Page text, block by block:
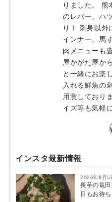
りました。 熊
のレバー、ハ
り！ 刺身以外
インナー、馬
肉メニューも
屋かがた屋か
と一緒にお楽
入れる鮮魚の
用意しており
イズ等も気軽
インスタ最新情報
2026年8月5
長芋の竜
日もお待